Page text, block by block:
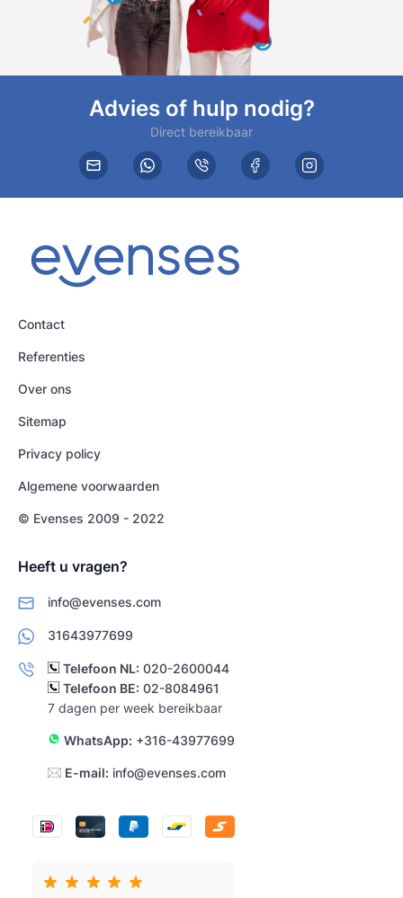
Advies of hulp nodig?
Direct bereikbaar
Contact
Referenties
Over ons
Sitemap
Privacy policy
Algemene voorwaarden
© Evenses 2009 - 2022
Heeft u vragen?
info@evenses.com
31643977699
Telefoon NL: 020-2600044
Telefoon BE: 02-8084961
7 dagen per week bereikbaar
WhatsApp: +316-43977699
E-mail: info@evenses.com